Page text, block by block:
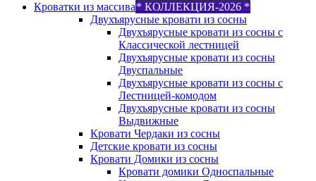
Кроватки из массива* КОЛЛЕКЦИЯ-2026 *
Двухъярусные кровати из сосны
Двухъярусные кровати из сосны с
Классической лестницей
Двухъярусные кровати из сосны
Двуспальные
Двухъярусные кровати из сосны с
Лестницей-комодом
Двухъярусные кровати из сосны
Выдвижные
Кровати Чердаки из сосны
Детские кровати из сосны
Кровати Домики из сосны
Кровати домики Односпальные